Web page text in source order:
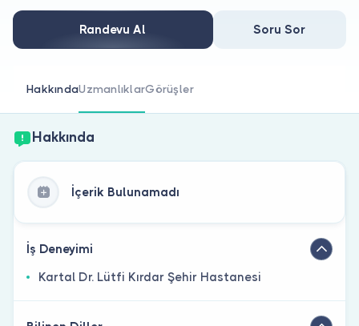
Doktor musunuz?
Randevu Al Soru Sor
HakkındaUzmanlıklarGörüşler
Hakkında
İçerik Bulunamadı
İş Deneyimi
Kartal Dr. Lütfi Kırdar Şehir Hastanesi